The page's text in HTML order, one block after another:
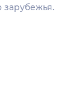
зарубежья.